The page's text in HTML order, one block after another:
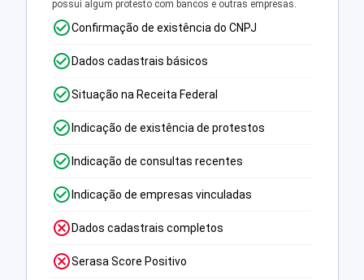
possui algum protesto com bancos e outras empresas.
Confirmação de existência do CNPJ
Dados cadastrais básicos
Situação na Receita Federal
Indicação de existência de protestos
Indicação de consultas recentes
Indicação de empresas vinculadas
Dados cadastrais completos
Serasa Score Positivo